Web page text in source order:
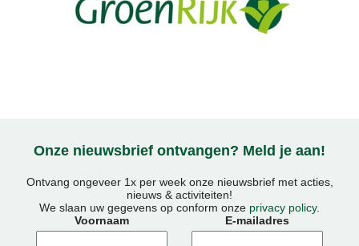
Onze nieuwsbrief ontvangen? Meld je aan!
Ontvang ongeveer 1x per week onze nieuwsbrief met acties,
nieuws & activiteiten!
We slaan uw gegevens op conform onze privacy policy.
Voornaam
E-mailadres